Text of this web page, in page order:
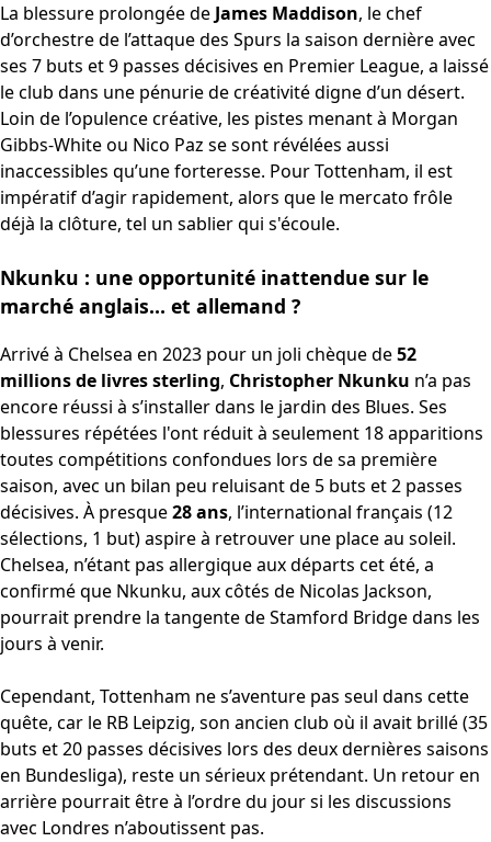
La blessure prolongée de James Maddison, le chef
d’orchestre de l’attaque des Spurs la saison dernière avec
ses 7 buts et 9 passes décisives en Premier League, a laissé
le club dans une pénurie de créativité digne d’un désert.
Loin de l’opulence créative, les pistes menant à Morgan
Gibbs-White ou Nico Paz se sont révélées aussi
inaccessibles qu’une forteresse. Pour Tottenham, il est
impératif d’agir rapidement, alors que le mercato frôle
déjà la clôture, tel un sablier qui s'écoule.
Nkunku : une opportunité inattendue sur le
marché anglais… et allemand ?
Arrivé à Chelsea en 2023 pour un joli chèque de52
millions de livres sterling, Christopher Nkunku n’a pas
encore réussi à s’installer dans le jardin des Blues. Ses
blessures répétées l'ont réduit à seulement 18 apparitions
toutes compétitions confondues lors de sa première
saison, avec un bilan peu reluisant de 5 buts et 2 passes
décisives. À presque28 ans, l’international français (12
sélections, 1 but) aspire à retrouver une place au soleil.
Chelsea, n’étant pas allergique aux départs cet été, a
confirmé que Nkunku, aux côtés de Nicolas Jackson,
pourrait prendre la tangente de Stamford Bridge dans les
jours à venir.
Cependant, Tottenham ne s’aventure pas seul dans cette
quête, car le RB Leipzig, son ancien club où il avait brillé (35
buts et 20 passes décisives lors des deux dernières saisons
en Bundesliga), reste un sérieux prétendant. Un retour en
arrière pourrait être à l’ordre du jour si les discussions
avec Londres n’aboutissent pas.